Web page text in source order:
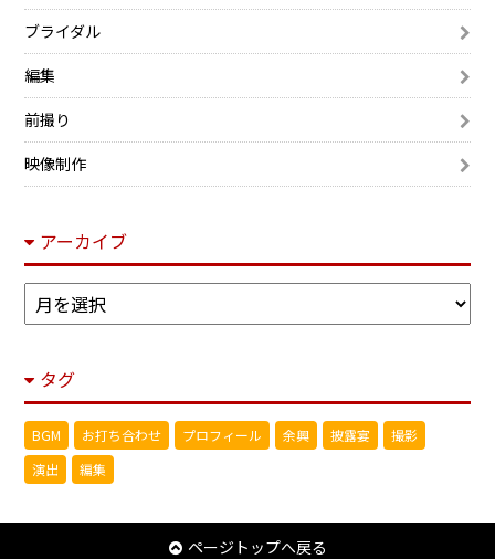
ブライダル
編集
前撮り
映像制作
アーカイブ
ア
ー
イ
ブ
タグ
BGM お打ち合わせ プロフィール 余興 披露宴
撮影
演出
編集
ページトップへ戻る